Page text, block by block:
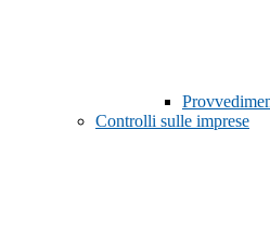
Controlli sulle imprese